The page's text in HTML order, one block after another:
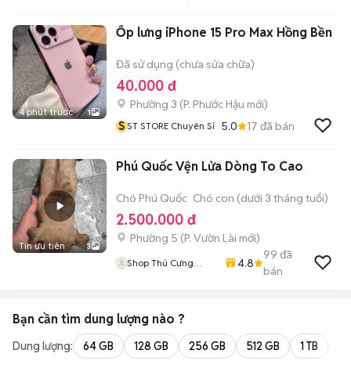
4 phút trước 1
Ốp lưng iPhone 15 Pro Max Hồng Bền
Đã sử dụng (chưa sửa chữa)
40.000 đ
Phường 3 (P. Phước Hậu mới)
S ST STORE Chuyên Sỉ 5.0 17 đã bán
Tin ưu tiên 3
Phú Quốc Vện Lửa Dòng To Cao
Chó Phú Quốc Chó con (dưới 3 tháng tuổi)
2.500.000 đ
Phường 5 (P. Vườn Lài mới)
Shop Thú Cưng
4.8
99 đã
bán
Bạn cần tìm dung lượng nào ?
Dung lượng: 64 GB 128 GB 256 GB 512 GB 1 TB